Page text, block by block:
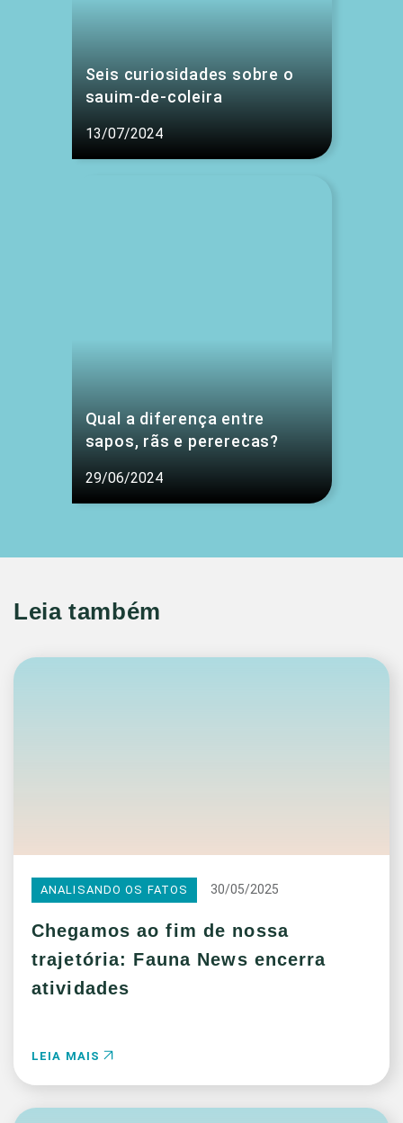
Seis curiosidades sobre o
sauim-de-coleira
13/07/2024
Qual a diferença entre
sapos, rãs e pererecas?
29/06/2024
Leia também
ANALISANDO OS FATOS 30/05/2025
Chegamos ao fim de nossa
trajetória: Fauna News encerra
atividades
LEIA MAIS